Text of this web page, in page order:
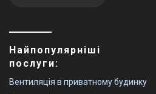
Найпопулярніші
послуги:
Вентиляція в приватному будинку